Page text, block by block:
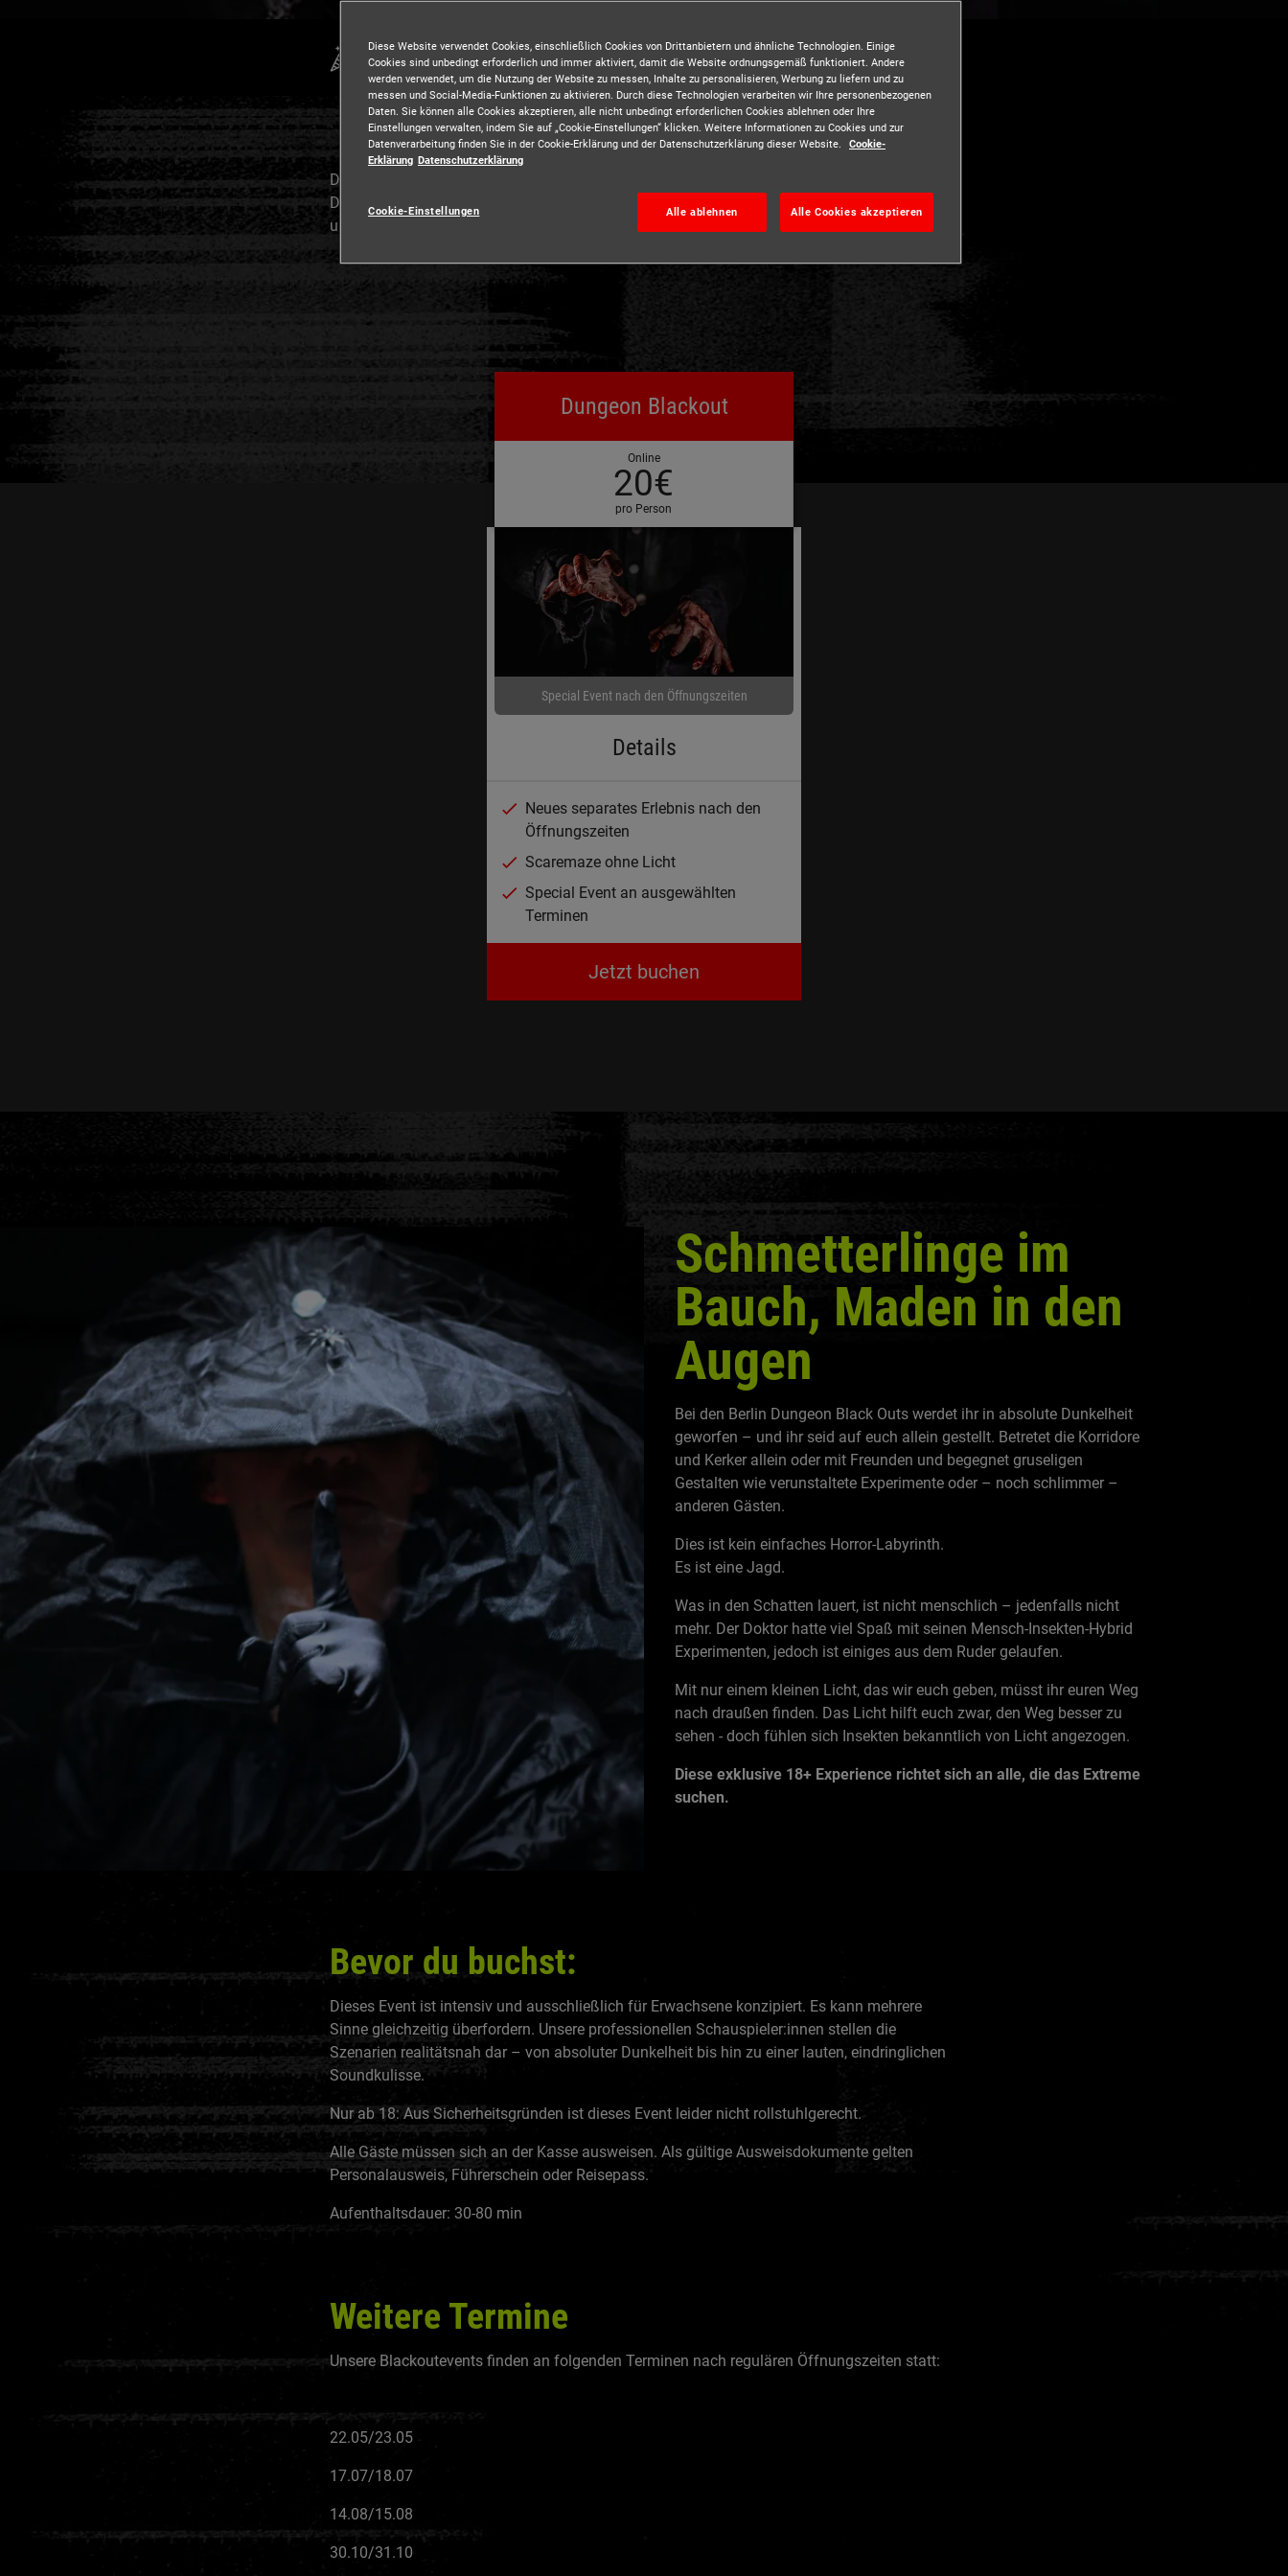
Scaremaze Kaum Lichtquellen
Der normale Rundgang ist dir nicht genug? Erlebe das Berlin Dungeon in nahezu völliger
Dunkelheit mit neuen finsteren Geschichten nach den offiziellen Öffnungszeiten bei
unseren
Dungeon Blackout
Online
20€
pro Person
Special Event nach den Öffnungszeiten
Details
Neues separates Erlebnis nach den
Öffnungszeiten
Scaremaze ohne Licht
Special Event an ausgewählten
Terminen
Jetzt buchen
Schmetterlinge im
Bauch, Maden in den
Augen
Bei den Berlin Dungeon Black Outs werdet ihr in absolute Dunkelheit
geworfen – und ihr seid auf euch allein gestellt. Betretet die Korridore
und Kerker allein oder mit Freunden und begegnet gruseligen
Gestalten wie verunstaltete Experimente oder – noch schlimmer –
anderen Gästen.
Dies ist kein einfaches Horror-Labyrinth.
Es ist eine Jagd.
Was in den Schatten lauert, ist nicht menschlich – jedenfalls nicht
mehr. Der Doktor hatte viel Spaß mit seinen Mensch-Insekten-Hybrid
Experimenten, jedoch ist einiges aus dem Ruder gelaufen.
Mit nur einem kleinen Licht, das wir euch geben, müsst ihr euren Weg
nach draußen finden. Das Licht hilft euch zwar, den Weg besser zu
sehen - doch fühlen sich Insekten bekanntlich von Licht angezogen.
Diese exklusive 18+ Experience richtet sich an alle, die das Extreme
suchen.
Bevor du buchst:
Dieses Event ist intensiv und ausschließlich für Erwachsene konzipiert. Es kann mehrere
Sinne gleichzeitig überfordern. Unsere professionellen Schauspieler:innen stellen die
Szenarien realitätsnah dar – von absoluter Dunkelheit bis hin zu einer lauten, eindringlichen
Soundkulisse.
Nur ab 18: Aus Sicherheitsgründen ist dieses Event leider nicht rollstuhlgerecht.
Alle Gäste müssen sich an der Kasse ausweisen. Als gültige Ausweisdokumente gelten
Personalausweis, Führerschein oder Reisepass.
Aufenthaltsdauer: 30-80 min
Weitere Termine
Unsere Blackoutevents finden an folgenden Terminen nach regulären Öffnungszeiten statt:
22.05/23.05
17.07/18.07
14.08/15.08
30.10/31.10
Diese Website verwendet Cookies, einschließlich Cookies von Drittanbietern und ähnliche Technologien. Einige
Cookies sind unbedingt erforderlich und immer aktiviert, damit die Website ordnungsgemäß funktioniert. Andere
werden verwendet, um die Nutzung der Website zu messen, Inhalte zu personalisieren, Werbung zu liefern und zu
messen und Social-Media-Funktionen zu aktivieren. Durch diese Technologien verarbeiten wir Ihre personenbezogenen
Daten. Sie können alle Cookies akzeptieren, alle nicht unbedingt erforderlichen Cookies ablehnen oder Ihre
Einstellungen verwalten, indem Sie auf „Cookie-Einstellungen“ klicken. Weitere Informationen zu Cookies und zur
Datenverarbeitung finden Sie in der Cookie-Erklärung und der Datenschutzerklärung dieser Website.
Cookie-
Erklärung Datenschutzerklärung
Alle ablehnen Alle Cookies akzeptieren
Cookie-Einstellungen